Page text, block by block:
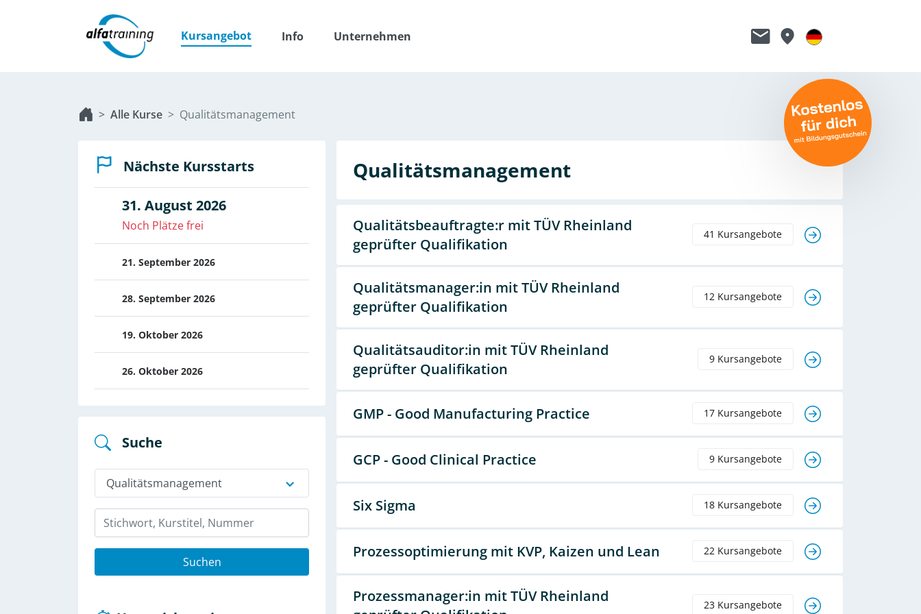
Kursangebot Info Unternehmen
Alle Kurse Qualitäts­management
Nächste Kursstarts
31. August 2026
Noch Plätze frei
21. September 2026
28. September 2026
19. Oktober 2026
26. Oktober 2026
Suche
Qualitäts­management
Suchen
Qualitäts­management
Qualitätsbeauftragte:r mit TÜV Rheinland
geprüfter Qualifikation
41 Kursangebote
Qualitätsmanager:in mit TÜV Rheinland
geprüfter Qualifikation
12 Kursangebote
Qualitätsauditor:in mit TÜV Rheinland
geprüfter Qualifikation
9 Kursangebote
GMP - Good Manufacturing Practice 17 Kursangebote
GCP - Good Clinical Practice 9 Kursangebote
Six Sigma 18 Kursangebote
Prozessoptimierung mit KVP, Kaizen und Lean 22 Kursangebote
Prozessmanager:in mit TÜV Rheinland
23 Kursangebote